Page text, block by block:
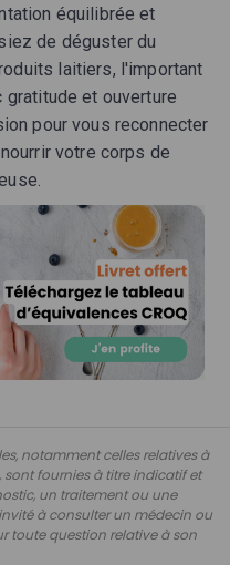
équilibrée et
de déguster du
laitiers, l'important
et ouverture
pour vous reconnecter
votre corps de
notamment celles relatives à
fournies à titre indicatif et
un traitement ou une
à consulter un médecin ou
toute question relative à son